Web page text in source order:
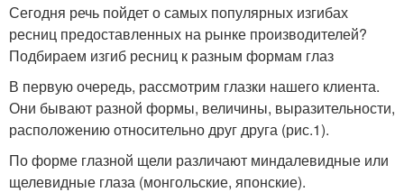
Сегодня речь пойдет о самых популярных изгибах
ресниц предоставленных на рынке производителей?
Подбираем изгиб ресниц к разным формам глаз
В первую очередь, рассмотрим глазки нашего клиента.
Они бывают разной формы, величины, выразительности,
расположению относительно друг друга (рис.1).
По форме глазной щели различают миндалевидные или
щелевидные глаза (монгольские, японские).